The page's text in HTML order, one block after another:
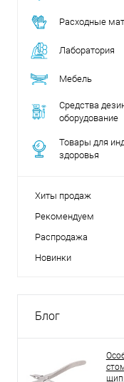
Расходные
Лаборатория
Мебель
Средства
оборудование
Товары для
здоровья
Хиты продаж
Рекомендуем
Распродажа
Новинки
Блог